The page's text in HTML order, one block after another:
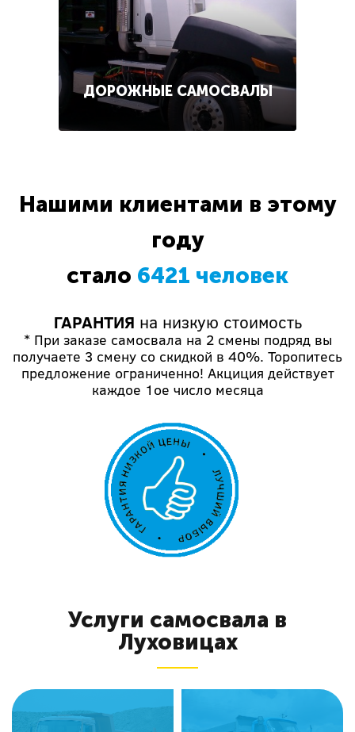
ДОРОЖНЫЕ САМОСВАЛЫ
Нашими клиентами в этому
году
стало 6421 человек
ГАРАНТИЯ на низкую стоимость
* При заказе самосвала на 2 смены подряд вы
получаете 3 смену со скидкой в 40%. Торопитесь
предложение ограниченно! Акциция действует
каждое 1ое число месяца
Услуги самосвала в
Луховицах